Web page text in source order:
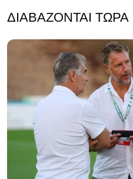
ΔΙΑΒΆΖΟΝΤΑΙ ΤΏΡΑ